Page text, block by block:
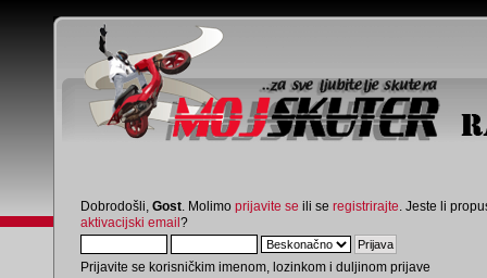
Dobrodošli, Gost . Molimo prijavite se ili se registrirajte . Jeste li
aktivacijski email?
Prijavite se korisničkim imenom, lozinkom i duljinom prijave